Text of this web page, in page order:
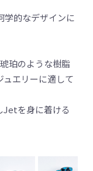
学的なデザインに
珀のような樹脂
エリーに適して
Jetを身に着ける